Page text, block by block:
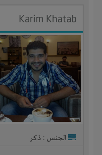
‪Karim Khatab‬‏
الجنس : ذكر